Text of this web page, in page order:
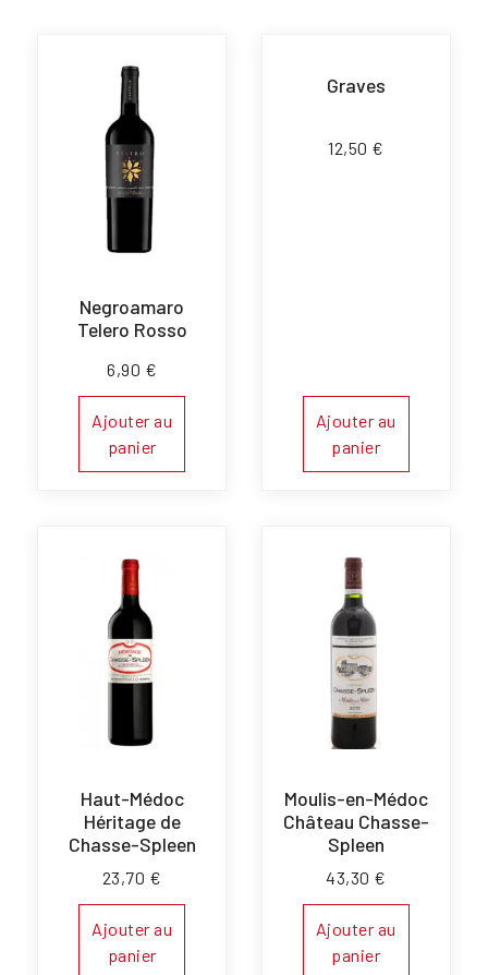
Negroamaro
Telero Rosso
6,90 €
Ajouter au
panier
Graves
12,50 €
Ajouter au
panier
Haut-Médoc
Héritage de
Chasse-Spleen
23,70 €
Ajouter au
panier
Moulis-en-Médoc
Château Chasse-
Spleen
43,30 €
Ajouter au
panier